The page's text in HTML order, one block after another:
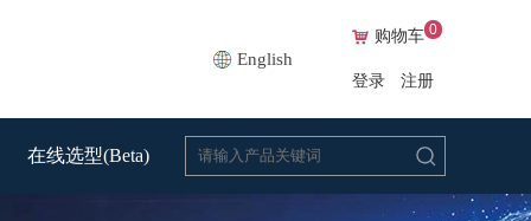
English
购物车 0
登录 注册
在线选型(Beta)